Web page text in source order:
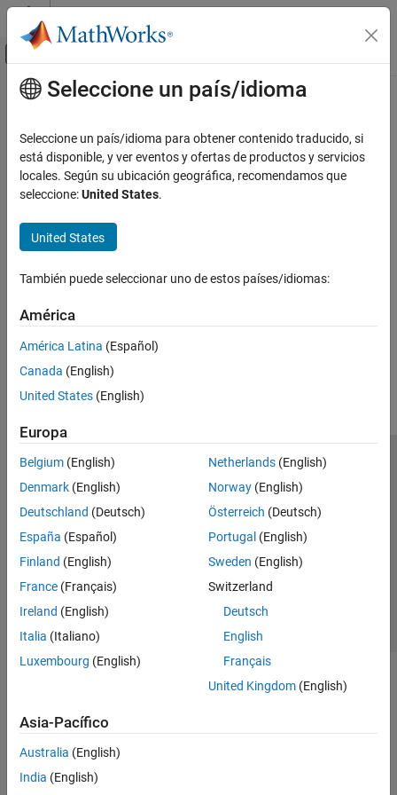
Saltar al contenido
Mostrar/ocultar menú de navegación
Inicio de Documentación
Contenido principal
How useful was this information?
Seleccione un país/idioma
Seleccione un país/idioma para obtener contenido traducido, si
está disponible, y ver eventos y ofertas de productos y servicios
locales. Según su ubicación geográfica, recomendamos que
seleccione:United States.
United States
También puede seleccionar uno de estos países/idiomas:
América
América Latina (Español)
Canada (English)
United States (English)
Europa
Belgium (English)
Denmark (English)
Deutschland (Deutsch)
España (Español)
Finland (English)
France (Français)
Ireland (English)
Italia (Italiano)
Luxembourg (English)
Netherlands(English)
Norway(English)
Österreich (Deutsch)
Portugal (English)
Sweden (English)
Switzerland
Deutsch
English
Français
United Kingdom(English)
Asia-Pacífico
Australia (English)
India (English)
Centro de confianza
Marcas comerciales
Política de privacidad
Antipiratería
Estado de las aplicaciones
Información de contacto
© 1994-2026 The MathWorks, Inc.
Seleccione un país/